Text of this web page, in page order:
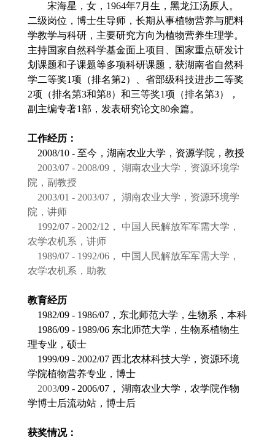
宋海星，女， 1964年7月生，黑龙江汤原人。
二级岗位，博士生导师，长期从事植物营养与肥料
学教学与科研，主要研究方向为植物营养生理学。
主持国家自然科学基金面上项目、国家重点研发计
划课题和子课题等多项科研课题，获湖南省自然科
学二等奖1项（排名第2）、省部级科技进步二等奖
2项（排名第3和第8）和三等奖1项（排名第3），
副主编专著1部，发表研究论文80余篇。
工作经历：
2008/10 - 至今，湖南农业大学，资源学院，教授
2003/07 - 2008/09，
湖南农业大学，资源环境学
院，副教授
2003/01 - 2003/07，
湖南农业大学，资源环境学
院，讲师
1992/07 - 2002/12 ，
中国人民解放军军需大学，
农学农机系，讲师
1989/07 - 1992/06，
中国人民解放军军需大学，
农学农机系，助教
教育经历
1982/09 - 1986/07，东北师范大学，生物系，本科
1986/09 - 1989/06 东北师范大学，生物系植物生
理专业，硕士
1999/09 - 2002/07 西北农林科技大学，资源环境
学院植物营养专业，博士
2003/09 - 2006/07，
湖南农业大学，农学院作物
学博士后流动站，博士后
获奖情况：